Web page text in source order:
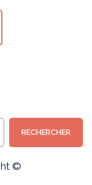
RECHERCHER
©